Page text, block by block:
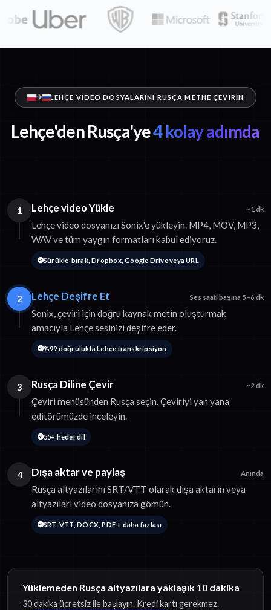
LEHÇE VIDEO DOSYALARINI RUSÇA METNE ÇEVIRIN
Lehçe'den Rusça'ye4 kolay adımda
1 Lehçe video Yükle ~1 dk
Lehçe video dosyanızı Sonix'e yükleyin. MP4, MOV, MP3,
WAV ve tüm yaygın formatları kabul ediyoruz.
Sürükle-bırak, Dropbox, Google Drive veya URL
2 Lehçe Deşifre Et Ses saati başına 5–6 dk
Sonix, çeviri için doğru kaynak metin oluşturmak
amacıyla Lehçe sesinizi deşifre eder.
%99 doğrulukta Lehçe transkripsiyon
3 Rusça Diline Çevir ~2 dk
Çeviri menüsünden Rusça seçin. Çeviriyi yan yana
editörümüzde inceleyin.
55+ hedef dil
4 Dışa aktar ve paylaş Anında
Rusça altyazılarını SRT/VTT olarak dışa aktarın veya
altyazıları video dosyanıza gömün.
SRT, VTT, DOCX, PDF + daha fazlası
Yüklemeden Rusça altyazılara yaklaşık 10 dakika
30 dakika ücretsiz ile başlayın. Kredi kartı gerekmez.